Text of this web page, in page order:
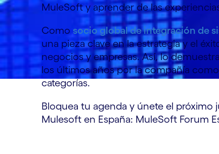
MuleSoft y aprender de las
Como socio global de integración de
una pieza clave en la estrategia y el
negocios y empresas. Así, lo
los últimos años por la compañía
categorías.
Bloquea tu agenda y únete el próximo
Mulesoft en España: MuleSoft Forum